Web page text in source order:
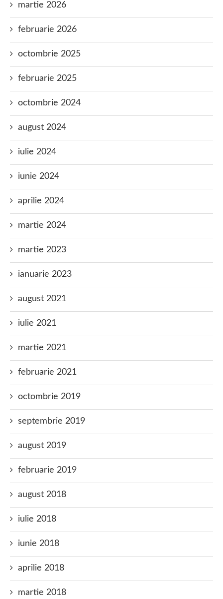
martie 2026
februarie 2026
octombrie 2025
februarie 2025
octombrie 2024
august 2024
iulie 2024
iunie 2024
aprilie 2024
martie 2024
martie 2023
ianuarie 2023
august 2021
iulie 2021
martie 2021
februarie 2021
octombrie 2019
septembrie 2019
august 2019
februarie 2019
august 2018
iulie 2018
iunie 2018
aprilie 2018
martie 2018